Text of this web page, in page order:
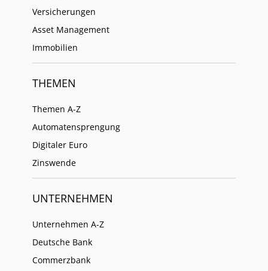
Versicherungen
Asset Management
Immobilien
THEMEN
Themen A-Z
Automatensprengung
Digitaler Euro
Zinswende
UNTERNEHMEN
Unternehmen A-Z
Deutsche Bank
Commerzbank